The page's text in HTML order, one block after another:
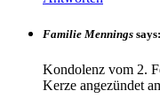
Familie Mennings says:
Kondolenz vom 2.
Kerze angezündet